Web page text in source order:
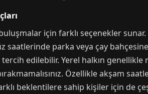
için farklı seçenekler
saatlerinde parka veya çay
edilebilir. Yerel halkın
Özellikle akşam
beklentilere sahip kişiler için de